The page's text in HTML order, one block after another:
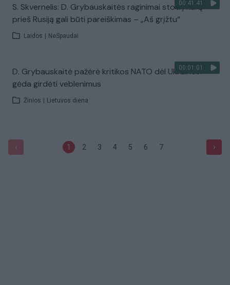
00:41:41
S. Skvernelis: D. Grybauskaitės raginimai stoti į karą
prieš Rusiją gali būti pareiškimas – „Aš grįžtu“
Laidos | NeSpaudai
00:01:01
D. Grybauskaitė pažėrė kritikos NATO dėl Ukrainos:
gėda girdėti veblenimus
Žinios | Lietuvos diena
‹ 1 2 3 4 5 6 7 ›